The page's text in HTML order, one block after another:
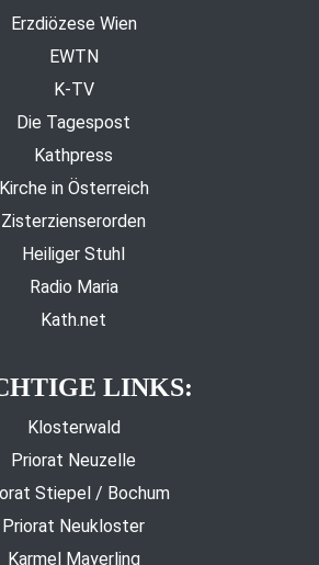
Erzdiözese Wien
EWTN
K-TV
Die Tagespost
Kathpress
Kirche in Österreich
Zisterzienserorden
Heiliger Stuhl
Radio Maria
Kath.net
LINKS:
Klosterwald
Priorat Neuzelle
Stiepel / Bochum
Priorat Neukloster
Karmel Mayerling